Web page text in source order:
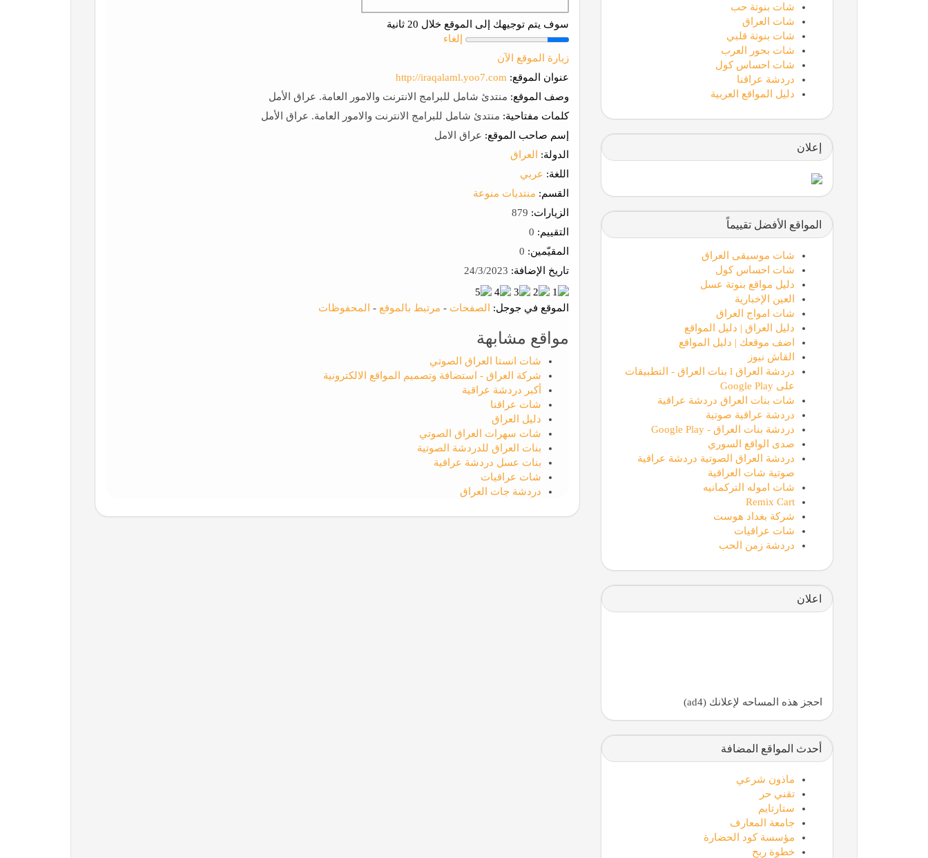
سوف يتم توجيهك إلى الموقع خلال 20 ثانية
إلغاء
زيارة الموقع الآن
عنوان الموقع: http://iraqalaml.yoo7.com
وصف الموقع: منتدئ شامل للبرامج الانترنت والامور العامة. عراق الأمل
كلمات مفتاحية: منتدئ شامل للبرامج الانترنت والامور العامة. عراق الأمل
إسم صاحب الموقع: عراق الامل
الدولة:
العراق
اللغة: عربي
القسم: منتديات منوعة
الزيارات:
التقييم:
المقيّمين:
تاريخ الإضافة:
الموقع في جوجل: الصفحات - مرتبط بالموقع - المحفوظات
مواقع مشابهة
شات انستا العراق الصوتي
شركة العراق - استضافة وتصميم المواقع الالكترونية
أكبر دردشة عراقية
شات عراقنا
دليل العراق
شات سهرات العراق الصوتي
بنات العراق للدردشة الصوتية
بنات عسل دردشة عراقية
شات عراقيات
دردشة جات العراق
شات بنوتة حب
شات العراق
شات بنوتة قلبي
شات بحور العرب
شات احساس كول
دردشة عراقنا
دليل المواقع العربية
إعلان
المواقع الأفضل تقييماً
شات موسيقى العراق
شات احساس كول
دليل مواقع بنوتة عسل
العين الإخبارية
شات امواج العراق
دليل العراق | دليل المواقع
اضف موقعك | دليل المواقع
القاش نيوز
دردشة العراق l بنات العراق - التطبيقات
على Google Play
شات بنات العراق دردشة عراقية
دردشة عراقية صوتية
دردشة بنات العراق - Google Play
صدى الواقع السوري
دردشة العراق الصوتية دردشة عراقية
صوتية شات العراقية
شات اموله التركمانيه
Remix Cart
شركة بغداد هوست
شات عراقيات
دردشة زمن الحب
اعلان
احجز هذه المساحه لإعلانك (ad4)
أحدث المواقع المضافة
ماذون شرعي
تقني حر
ستارتايم
جامعة المعارف
مؤسسة كود الحضارة
خطوة ربح